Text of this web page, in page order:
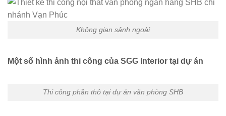
Không gian sảnh ngoài
Một số hình ảnh thi công của SGG Interior tại dự án
Thi công phần thô tại dự án văn phòng SHB